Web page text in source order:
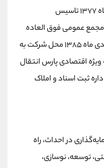
عنوان مجری طرح مذکور در بهمن ماه ۱۳۷۷ تاسیس
عمومی فوق العاده
شرکت پتروشیمی پارس در تاریخ ۱۶ دی ماه ۱۳۸۵ محل شرکت به
اقتصادی پارس انتقال
۱۵ اسفند ۱۳۸۶ در اداره ثبت اسناد و املاک
در احداث، راه
توسعه، نوسازی،